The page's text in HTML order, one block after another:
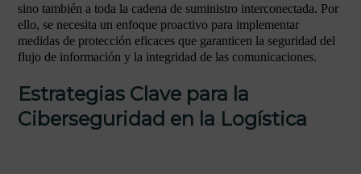
sino también a toda la cadena de suministro interconectada. Por
ello, se necesita un enfoque proactivo para implementar
medidas de protección eficaces que garanticen la seguridad del
flujo de información y la integridad de las comunicaciones.
Estrategias Clave para la
Ciberseguridad en la Logística